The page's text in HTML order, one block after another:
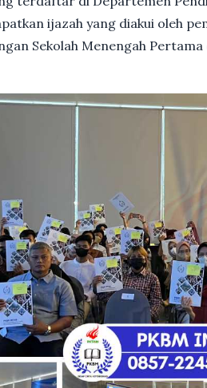
ijazah yang diakui oleh
Sekolah Menengah